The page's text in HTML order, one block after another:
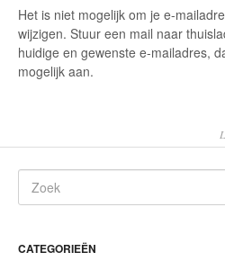
Het is niet mogelijk om je e-
wijzigen. Stuur een mail naar
huidige en gewenste e-mailadres,
mogelijk aan.
CATEGORIEËN